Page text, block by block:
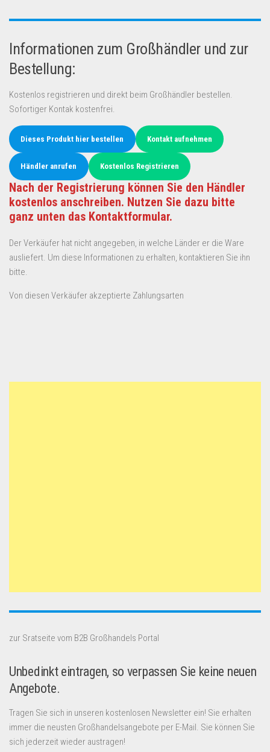
Informationen zum Großhändler und zur
Bestellung:
Kostenlos registrieren und direkt beim Großhändler bestellen.
Sofortiger Kontak kostenfrei.
Dieses Produkt hier bestellen Kontakt aufnehmen
Händler anrufen Kostenlos Registrieren
Nach der Registrierung können Sie den Händler
kostenlos anschreiben. Nutzen Sie dazu bitte
ganz unten das Kontaktformular.
Der Verkäufer hat nicht angegeben, in welche Länder er die Ware
ausliefert. Um diese Informationen zu erhalten, kontaktieren Sie ihn
bitte.
Von diesen Verkäufer akzeptierte Zahlungsarten
zur Sratseite vom B2B Großhandels Portal
Unbedinkt eintragen, so verpassen Sie keine neuen
Angebote.
Tragen Sie sich in unseren kostenlosen Newsletter ein! Sie erhalten
immer die neusten Großhandelsangebote per E-Mail. Sie können Sie
sich jederzeit wieder austragen!